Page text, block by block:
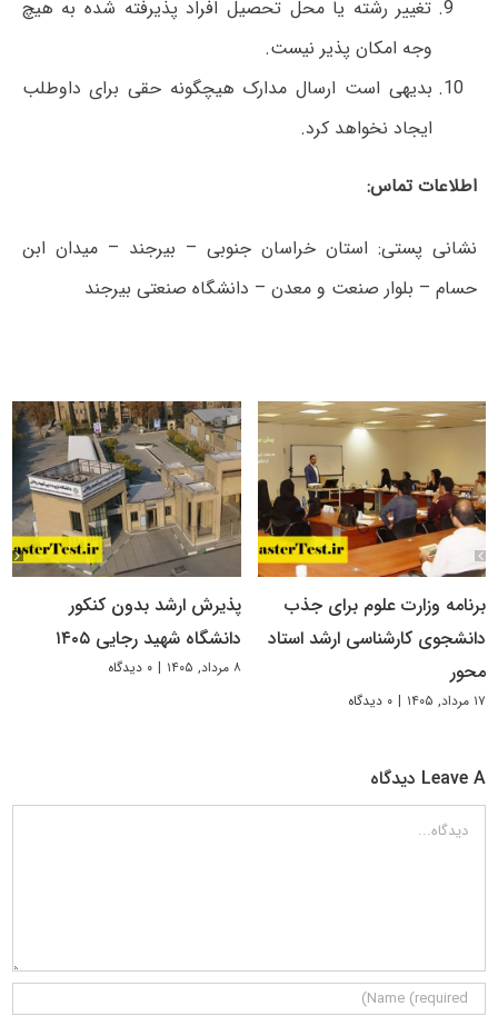
تغییر رشته یا محل تحصیل افراد پذیرفته شده به هیچ
وجه امکان پذیر نیست.
بدیهی است ارسال مدارک هیچگونه حقی برای داوطلب
ایجاد نخواهد کرد.
اطلاعات تماس:
نشانی پستی: استان خراسان جنوبی – بیرجند – میدان ابن
حسام – بلوار صنعت و معدن – دانشگاه صنعتی بیرجند
برنامه وزارت علوم برای جذب
دانشجوی کارشناسی ارشد استاد
محور
۱۷ مرداد, ۱۴۰۵ | ۰ دیدگاه
پذیرش ارشد بدون کنکور
دانشگاه شهید رجایی ۱۴۰۵
۸ مرداد, ۱۴۰۵ | ۰ دیدگاه
Leave A دیدگاه
دیدگاه